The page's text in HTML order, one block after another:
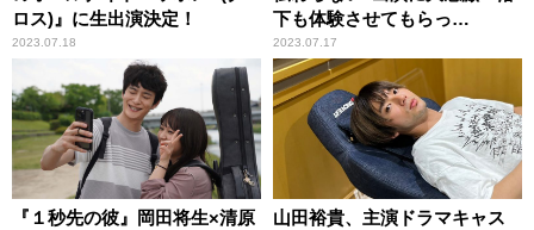
ロス)』に生出演決定！
2023.07.18
下も体験させてもらっ
て……」
2023.07.17
『１秒先の彼』岡田将生×清原
山田裕貴、主演ドラマキャス